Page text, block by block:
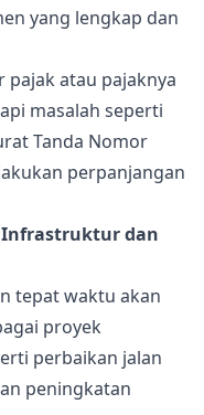
yang lengkap dan
pajak atau pajaknya
masalah seperti
Tanda Nomor
perpanjangan
Infrastruktur dan
tepat waktu akan
proyek
perbaikan jalan
peningkatan